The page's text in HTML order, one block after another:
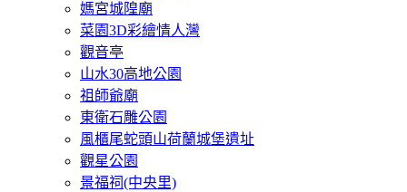
媽宮城隍廟
菜園3D彩繪情人灣
觀音亭
山水30高地公園
祖師爺廟
東衛石雕公園
風櫃尾蛇頭山荷蘭城堡遺址
觀星公園
景福祠(中央里)